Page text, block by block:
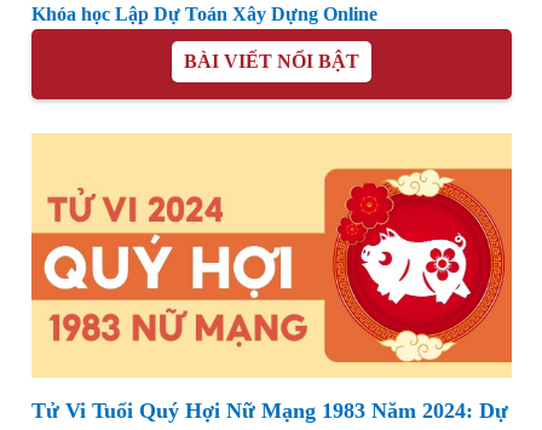
Khóa học Lập Dự Toán Xây Dựng Online
BÀI VIẾT NỔI BẬT
Tử Vi Tuổi Quý Hợi Nữ Mạng 1983 Năm 2024: Dự